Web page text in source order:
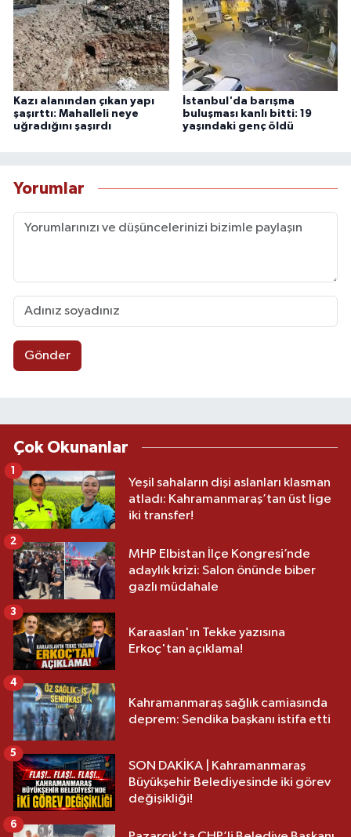
Kazı alanından çıkan yapı
şaşırttı: Mahalleli neye
uğradığını şaşırdı
İstanbul'da barışma
buluşması kanlı bitti: 19
yaşındaki genç öldü
Yorumlar
Gönder
Çok Okunanlar
Yeşil sahaların dişi aslanları klasman
atladı: Kahramanmaraş’tan üst lige
iki transfer!
1
MHP Elbistan İlçe Kongresi’nde
adaylık krizi: Salon önünde biber
gazlı müdahale
2
Karaaslan'ın Tekke yazısına
Erkoç'tan açıklama!
3
Kahramanmaraş sağlık camiasında
deprem: Sendika başkanı istifa etti
4
SON DAKİKA | Kahramanmaraş
Büyükşehir Belediyesinde iki görev
değişikliği!
5
6